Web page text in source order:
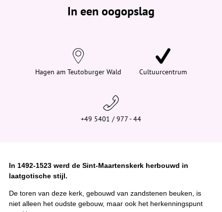
e
In een oogopslag
Hagen am Teutoburger Wald Cultuurcentrum
+49 5401 / 977 - 44
In 1492-1523 werd de Sint-Maartenskerk herbouwd in
laatgotische stijl.
De toren van deze kerk, gebouwd van zandstenen beuken, is
niet alleen het oudste gebouw, maar ook het herkenningspunt